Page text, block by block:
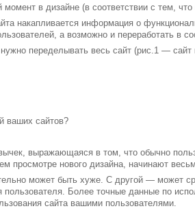
в дизайне (в соответствии с тем,
накапливается информация о
а возможно и переработать в
переделывать весь сайт (рис.1 —
ваших сайтов?
выражающаяся в том, что обычно
просмотре нового дизайна, начинают
может быть хуже. С другой — может
Более точные данные по
сайта вашими пользователями.